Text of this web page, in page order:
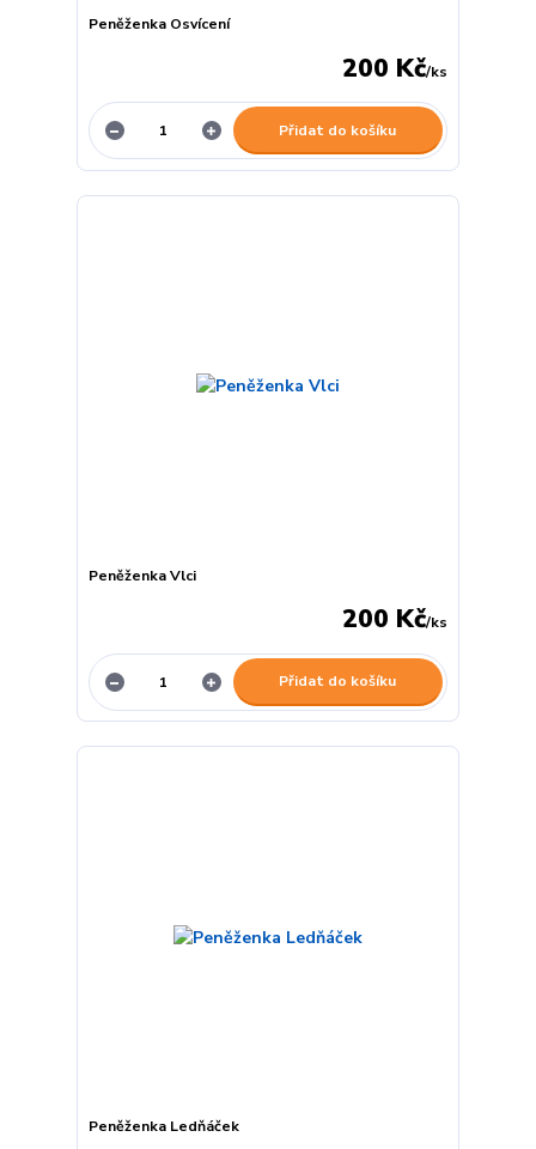
Peněženka Osvícení
200 Kč/ks
Přidat do košíku
Peněženka Vlci
200 Kč/ks
Přidat do košíku
Peněženka Ledňáček